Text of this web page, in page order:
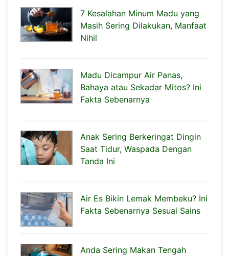
7 Kesalahan Minum Madu yang
Masih Sering Dilakukan, Manfaat
Nihil
Madu Dicampur Air Panas,
Bahaya atau Sekadar Mitos? Ini
Fakta Sebenarnya
Anak Sering Berkeringat Dingin
Saat Tidur, Waspada Dengan
Tanda Ini
Air Es Bikin Lemak Membeku? Ini
Fakta Sebenarnya Sesuai Sains
Anda Sering Makan Tengah